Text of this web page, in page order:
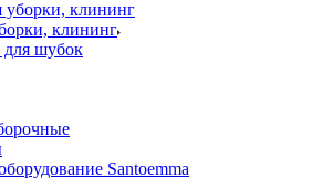
клининг
для шубок